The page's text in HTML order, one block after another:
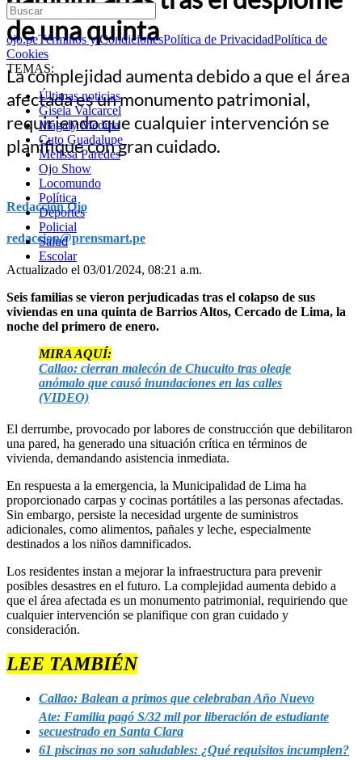
ojo.peTérminos y CondicionesPolítica de PrivacidadPolítica de
Cookies
TEMAS:
Últimas noticias
Gisela Valcarcel
Magaly Medina
Cuto Guadalupe
Melissa Paredes
Ojo Show
Locomundo
Política
Deportes
Policial
Salud
Escolar
de una quinta
La complejidad aumenta debido a que el área
afectada es un monumento patrimonial,
requiriendo que cualquier intervención se
planifique con gran cuidado.
Redacción Ojo
redaccion@prensmart.pe
Actualizado el 03/01/2024, 08:21 a.m.
Seis familias se vieron perjudicadas tras el colapso de sus
viviendas en una quinta de Barrios Altos, Cercado de Lima, la
noche del primero de enero.
MIRA AQUÍ:
Callao: cierran malecón de Chucuito tras oleaje
anómalo que causó inundaciones en las calles
(VIDEO)
El derrumbe, provocado por labores de construcción que debilitaron
una pared, ha generado una situación crítica en términos de
vivienda, demandando asistencia inmediata.
En respuesta a la emergencia, la Municipalidad de Lima ha
proporcionado carpas y cocinas portátiles a las personas afectadas.
Sin embargo, persiste la necesidad urgente de suministros
adicionales, como alimentos, pañales y leche, especialmente
destinados a los niños damnificados.
Los residentes instan a mejorar la infraestructura para prevenir
posibles desastres en el futuro. La complejidad aumenta debido a
que el área afectada es un monumento patrimonial, requiriendo que
cualquier intervención se planifique con gran cuidado y
consideración.
LEE TAMBIÉN
Callao: Balean a primos que celebraban Año Nuevo
Ate: Familia pagó S/32 mil por liberación de estudiante
secuestrado en Santa Clara
61 piscinas no son saludables: ¿Qué requisitos incumplen?